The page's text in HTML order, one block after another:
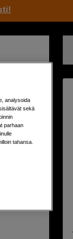
Ear
analysoida
sekä
parhaan
tahansa.